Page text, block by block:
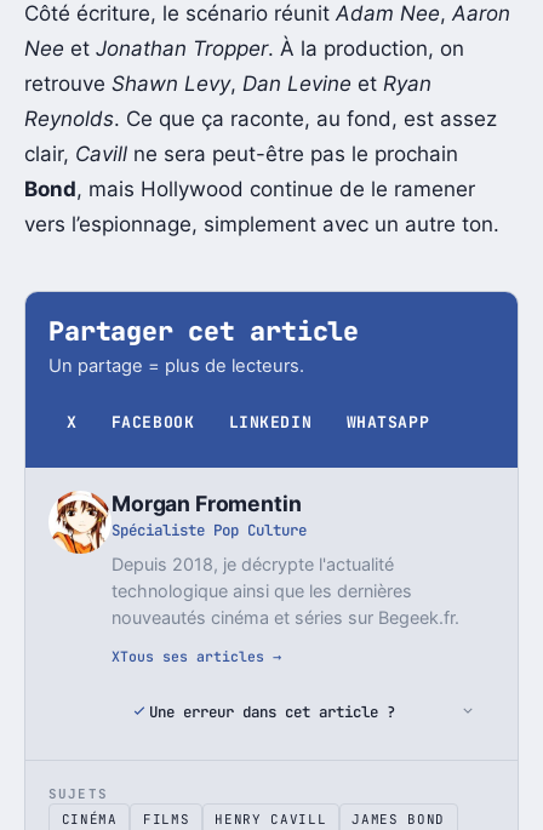
Côté écriture, le scénario réunitAdam Nee,Aaron
Nee et Jonathan Tropper. À la production, on
retrouve Shawn Levy, Dan Levine et Ryan
Reynolds. Ce que ça raconte, au fond, est assez
clair, Cavill ne sera peut-être pas le prochain
Bond, mais Hollywood continue de le ramener
vers l’espionnage, simplement avec un autre ton.
Partager cet article
Un partage = plus de lecteurs.
X FACEBOOK LINKEDIN WHATSAPP
Morgan Fromentin
Spécialiste Pop Culture
Depuis 2018, je décrypte l'actualité
technologique ainsi que les dernières
nouveautés cinéma et séries sur Begeek.fr.
XTous ses articles →
Une erreur dans cet article ?
SUJETS
CINÉMA
FILMS HENRY CAVILL JAMES BOND